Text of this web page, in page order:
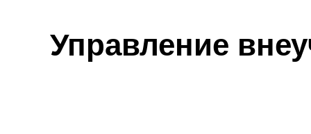
Управление